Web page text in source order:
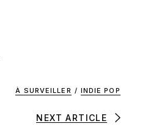
À SURVEILLER / INDIE POP
NEXT ARTICLE